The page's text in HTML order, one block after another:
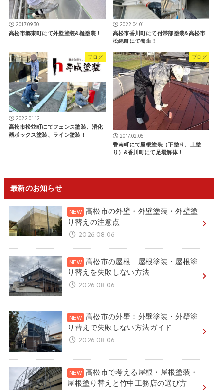
2017.09.30
高松市郷東町にて外壁塗装&樋塗装！
2022.04.01
高松市香川町にて付帯部塗装&高松市
松縄町にて養生！
ブログ
2022.01.12
高松市松並町にてフェンス塗装、消化
器ボックス塗装、ライン塗装！
ブログ
2017.02.06
香南町にて屋根塗装（下塗り、上塗
り）&香川町にて足場解体！
最新のお知らせ
高松市の外壁・外壁塗装・外壁塗
り替えの注意点
2026.08.06
高松市の屋根｜屋根塗装・屋根塗
り替えを失敗しない方法
2026.08.06
高松市の外壁：外壁塗装・外壁塗
り替えで失敗しない方法ガイド
2026.08.06
高松市で考える屋根・屋根塗装・
屋根塗り替えと竹中工務店の選び方